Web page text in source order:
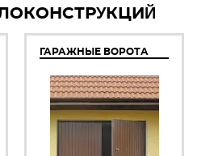
ГАРАЖНЫЕ ВОРОТА